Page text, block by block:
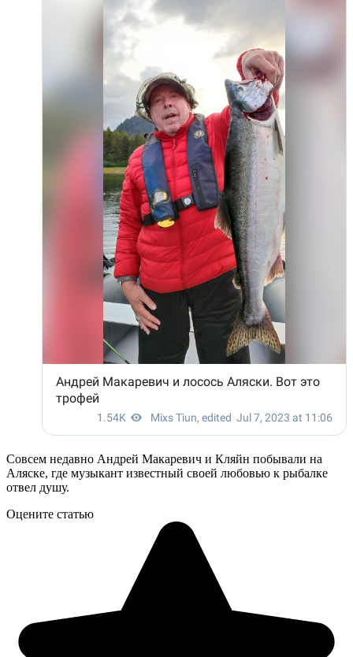
Совсем недавно Андрей Макаревич и Кляйн побывали на
Аляске, где музыкант известный своей любовью к рыбалке
отвел душу.
Оцените статью